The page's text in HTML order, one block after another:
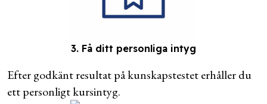
3. Få ditt personliga intyg
Efter godkänt resultat på kunskapstestet erhåller du
ett personligt kursintyg.